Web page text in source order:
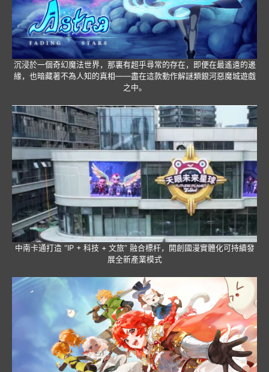
沉浸於一個奇幻魔法世界，那裏有超乎尋常的存在，即便在最遙遠的邊
緣，也暗藏著不為人知的真相——盡在這款動作解謎類銀河惡魔城遊戲
之中。
中南卡通打造 “IP + 科技 + 文旅” 融合標杆，開創國漫實體化可持續發
展全新產業模式